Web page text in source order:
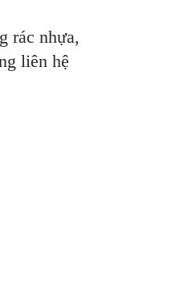
rác nhựa,
liên hệ